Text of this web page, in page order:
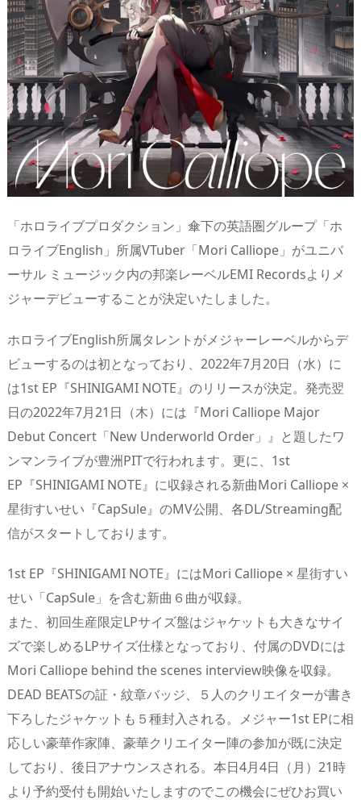
「ホロライブプロダクション」傘下の英語圏グループ「ホ
ロライブEnglish」所属VTuber「Mori Calliope」がユニバ
ーサル ミュージック内の邦楽レーベルEMI Recordsよりメ
ジャーデビューすることが決定いたしました。
ホロライブEnglish所属タレントがメジャーレーベルからデ
ビューするのは初となっており、2022年7月20日（水）に
は1st EP『SHINIGAMI NOTE』のリリースが決定。発売翌
日の2022年7月21日（木）には『Mori Calliope Major
Debut Concert「New Underworld Order」』と題したワ
ンマンライブが豊洲PITで行われます。更に、1st
EP『SHINIGAMI NOTE』に収録される新曲Mori Calliope ×
星街すいせい『CapSule』のMV公開、各DL/Streaming配
信がスタートしております。
1st EP『SHINIGAMI NOTE』にはMori Calliope × 星街すい
せい「CapSule」を含む新曲６曲が収録。
また、初回生産限定LPサイズ盤はジャケットも大きなサイ
ズで楽しめるLPサイズ仕様となっており、付属のDVDには
Mori Calliope behind the scenes interview映像を収録。
DEAD BEATSの証・紋章バッジ、５人のクリエイターが書き
下ろしたジャケットも５種封入される。メジャー1st EPに相
応しい豪華作家陣、豪華クリエイター陣の参加が既に決定
しており、後日アナウンスされる。本日4月4日（月）21時
より予約受付も開始いたしますのでこの機会にぜひお買い